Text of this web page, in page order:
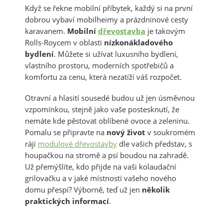
Když se řekne mobilní příbytek, každý si na první
dobrou vybaví mobilheimy a prázdninové cesty
karavanem. Mobilní dřevostavba je takovým
Rolls-Roycem v oblasti nízkonákladového
bydlení. Můžete si užívat luxusního bydlení,
vlastního prostoru, moderních spotřebičů a
komfortu za cenu, která nezatíží váš rozpočet.
Otravní a hlasití sousedé budou už jen úsměvnou
vzpomínkou, stejně jako vaše postesknutí, že
nemáte kde pěstovat oblíbené ovoce a zeleninu.
Pomalu se připravte na nový život v soukromém
ráji modulové dřevostavby dle vašich představ, s
houpačkou na stromě a psí boudou na zahradě.
Už přemýšlíte, kdo přijde na vaši kolaudační
grilovačku a v jaké místnosti vašeho nového
domu přespí? Výborně, teď už jen několik
praktických informací.